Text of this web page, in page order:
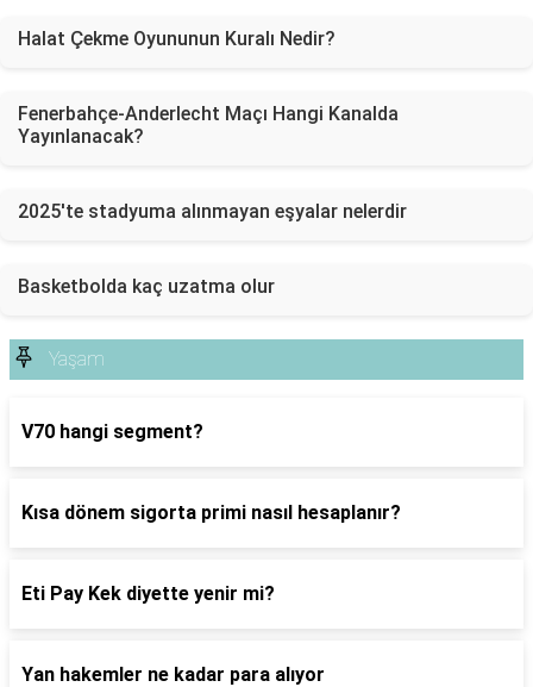
Halat Çekme Oyununun Kuralı Nedir?
Fenerbahçe-Anderlecht Maçı Hangi Kanalda
Yayınlanacak?
2025'te stadyuma alınmayan eşyalar nelerdir
Basketbolda kaç uzatma olur
Yaşam
V70 hangi segment?
Kısa dönem sigorta primi nasıl hesaplanır?
Eti Pay Kek diyette yenir mi?
Yan hakemler ne kadar para alıyor